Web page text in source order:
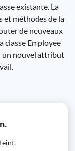
existante. La
et méthodes de la
de nouveaux
classe Employee
un nouvel attribut